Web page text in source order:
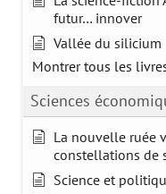
futur… innover
Vallée du silicium
Montrer tous les
Sciences
La nouvelle ruée
constellations de
Science et